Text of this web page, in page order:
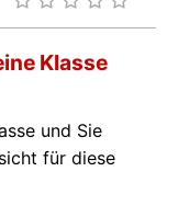
Klasse
und Sie
für diese